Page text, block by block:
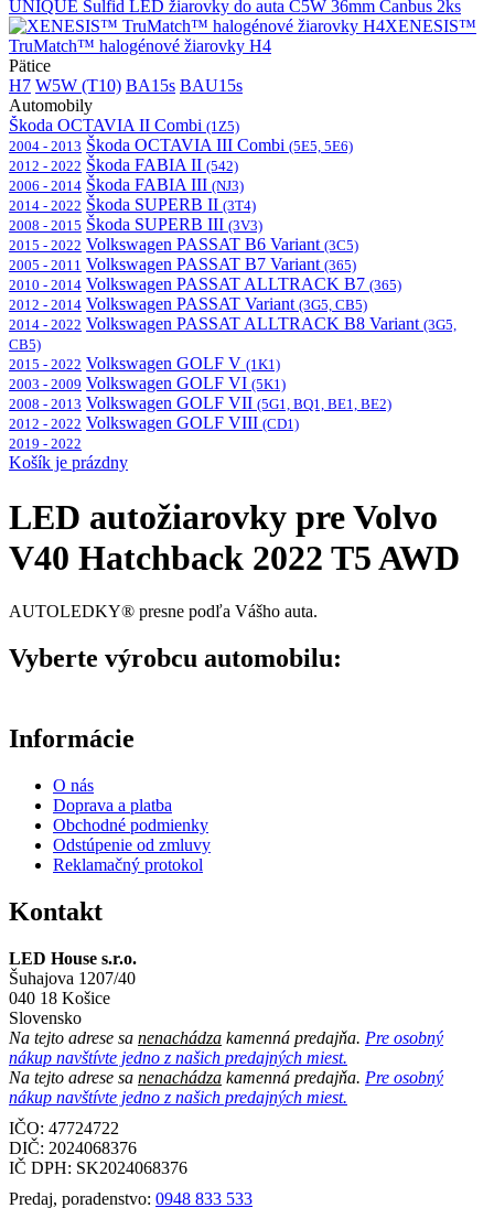
UNIQUE Sulfid LED žiarovky do auta C5W 36mm Canbus 2ks
XENESIS™
TruMatch™ halogénové žiarovky H4
Pätice
H7 W5W (T10) BA15s BAU15s
Automobily
Škoda OCTAVIA II Combi (1Z5)
2004 - 2013 Škoda OCTAVIA III Combi (5E5, 5E6)
2012 - 2022 Škoda FABIA II (542)
2006 - 2014 Škoda FABIA III (NJ3)
2014 - 2022 Škoda SUPERB II (3T4)
2008 - 2015 Škoda SUPERB III (3V3)
2015 - 2022 Volkswagen PASSAT B6 Variant (3C5)
2005 - 2011 Volkswagen PASSAT B7 Variant (365)
2010 - 2014 Volkswagen PASSAT ALLTRACK B7 (365)
2012 - 2014 Volkswagen PASSAT Variant (3G5, CB5)
2014 - 2022 Volkswagen PASSAT ALLTRACK B8 Variant (3G5,
CB5)
2015 - 2022 Volkswagen GOLF V (1K1)
2003 - 2009 Volkswagen GOLF VI (5K1)
2008 - 2013 Volkswagen GOLF VII (5G1, BQ1, BE1, BE2)
2012 - 2022 Volkswagen GOLF VIII (CD1)
2019 - 2022
Košík je prázdny
LED autožiarovky pre Volvo
V40 Hatchback 2022 T5 AWD
AUTOLEDKY® presne podľa Vášho auta.
Vyberte výrobcu automobilu:
Informácie
O nás
Doprava a platba
Obchodné podmienky
Odstúpenie od zmluvy
Reklamačný protokol
Kontakt
LED House s.r.o.
Šuhajova 1207/40
040 18 Košice
Slovensko
Na tejto adrese sa nenachádza kamenná predajňa. Pre osobný
nákup navštívte jedno z našich predajných miest.
Na tejto adrese sa nenachádza kamenná predajňa. Pre osobný
nákup navštívte jedno z našich predajných miest.
IČO: 47724722
DIČ: 2024068376
IČ DPH: SK2024068376
Predaj, poradenstvo: 0948 833 533